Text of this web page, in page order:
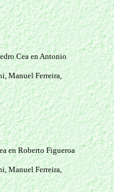
Cea en Antonio
Manuel Ferreira,
en Roberto Figueroa
Manuel Ferreira,